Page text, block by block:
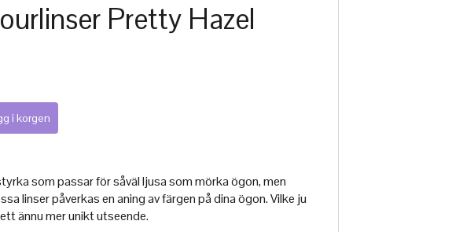
Pretty Hazel
som passar för såväl ljusa som mörka ögon, men
linser påverkas en aning av färgen på dina ögon. Vilke ju
ännu mer unikt utseende.